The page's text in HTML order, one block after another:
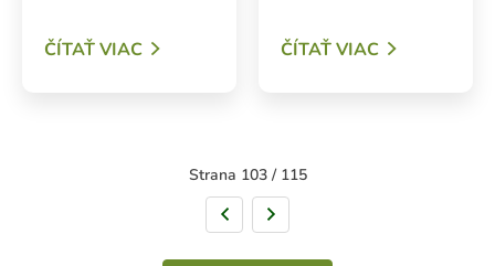
ČÍTAŤ VIAC ČÍTAŤ VIAC
Strana 103 / 115